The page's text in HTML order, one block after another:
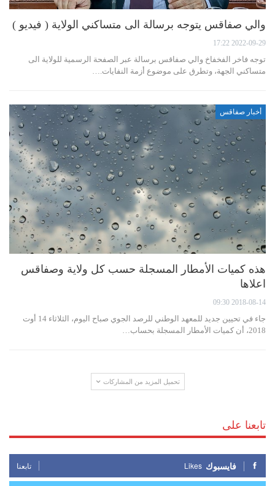
والي صفاقس يتوجه برسالة الى متساكني الولاية ( فيديو )
2022-09-29 17:22
توجه فاخر الفخفاخ والي صفاقس برسالة عبر الصفحة الرسمية للولاية الى
متساكني الجهة، وتطرق على موضوع أزمة النفايات.…
أخبار صفاقس
هذه كميات الأمطار المسجلة حسب كل ولاية وصفاقس
اعلاها
2018-08-14 09:30
جاء في تحيين جديد للمعهد الوطني للرصد الجوي صباح اليوم، الثلاثاء 14 أوت
2018، أن كميات الأمطار المسجلة بحساب…
تحميل المزيد من المشاركات
تابعنا على
فايسبوك Likes تابعنا